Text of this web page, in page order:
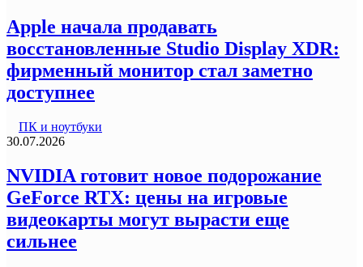
Apple начала продавать
восстановленные Studio Display XDR:
фирменный монитор стал заметно
доступнее
ПК и ноутбуки
30.07.2026
NVIDIA готовит новое подорожание
GeForce RTX: цены на игровые
видеокарты могут вырасти еще
сильнее